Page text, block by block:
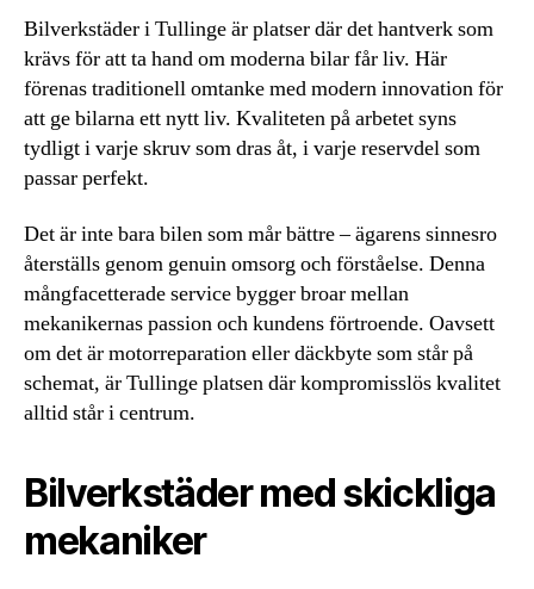
Bilverkstäder i Tullinge är platser där det hantverk som
krävs för att ta hand om moderna bilar får liv. Här
förenas traditionell omtanke med modern innovation för
att ge bilarna ett nytt liv. Kvaliteten på arbetet syns
tydligt i varje skruv som dras åt, i varje reservdel som
passar perfekt.
Det är inte bara bilen som mår bättre – ägarens sinnesro
återställs genom genuin omsorg och förståelse. Denna
mångfacetterade service bygger broar mellan
mekanikernas passion och kundens förtroende. Oavsett
om det är motorreparation eller däckbyte som står på
schemat, är Tullinge platsen där kompromisslös kvalitet
alltid står i centrum.
Bilverkstäder med skickliga
mekaniker